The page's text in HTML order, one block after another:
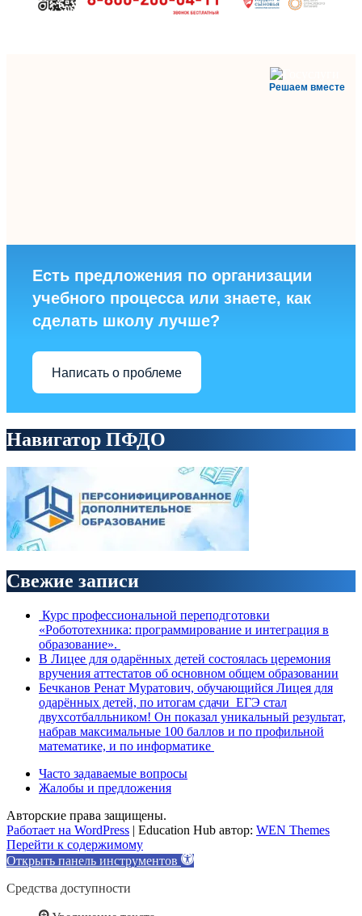
Решаем вместе
Есть предложения по организации
учебного процесса или знаете, как
сделать школу лучше?
Написать о проблеме
Навигатор ПФДО
Свежие записи
Курс профессиональной переподготовки
«Робототехника: программирование и интеграция в
образование».
В Лицее для одарённых детей состоялась церемония
вручения аттестатов об основном общем образовании
Бечканов Ренат Муратович, обучающийся Лицея для
одарённых детей, по итогам сдачи ЕГЭ стал
двухсотбалльником! Он показал уникальный результат,
набрав максимальные 100 баллов и по профильной
математике, и по информатике
Часто задаваемые вопросы
Жалобы и предложения
Авторские права защищены.
Работает на WordPress | Education Hub автор: WEN Themes
Перейти к содержимому
Открыть панель инструментов
Средства доступности